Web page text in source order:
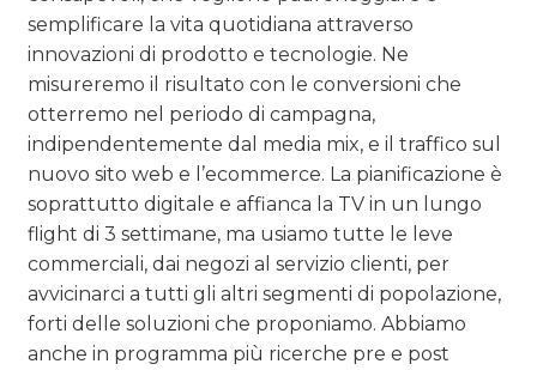
semplificare la vita quotidiana attraverso
innovazioni di prodotto e tecnologie. Ne
misureremo il risultato con le conversioni che
otterremo nel periodo di campagna,
indipendentemente dal media mix, e il traffico sul
nuovo sito web e l’ecommerce. La pianificazione è
soprattutto digitale e affianca la TV in un lungo
flight di 3 settimane, ma usiamo tutte le leve
commerciali, dai negozi al servizio clienti, per
avvicinarci a tutti gli altri segmenti di popolazione,
forti delle soluzioni che proponiamo. Abbiamo
anche in programma più ricerche pre e post